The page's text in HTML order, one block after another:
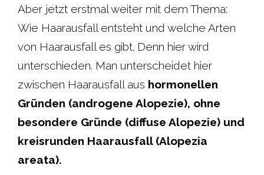
Aber jetzt erstmal weiter mit dem Thema:
Wie Haarausfall entsteht und welche Arten
von Haarausfall es gibt. Denn hier wird
unterschieden. Man unterscheidet hier
zwischen Haarausfall aus hormonellen
Gründen (androgene Alopezie), ohne
besondere Gründe (diffuse Alopezie) und
kreisrunden Haarausfall (Alopezia
areata).